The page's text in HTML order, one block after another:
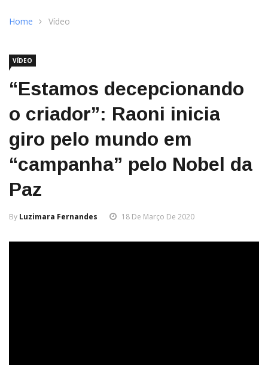
Home Vídeo
VÍDEO
“Estamos decepcionando
o criador”: Raoni inicia
giro pelo mundo em
“campanha” pelo Nobel da
Paz
By Luzimara Fernandes 18 De Março De 2020